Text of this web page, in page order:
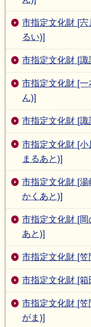
市指定文化財 [
るい)]
市指定文化財 [
市指定文化財 [
ん)]
市指定文化財 [
市指定文化財 [
まるあと)]
市指定文化財 [
かくあと)]
市指定文化財 [
あと)]
市指定文化財 [
市指定文化財 [箱
市指定文化財 [
がま)]